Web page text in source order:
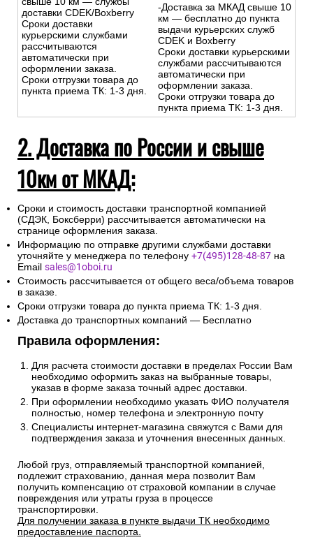
доставки CDEK/Boxberry
Сроки доставки
курьерскими службами
рассчитываются
автоматически при
оформлении заказа.
Сроки отгрузки товара до
пункта приема ТК: 1-3 дня.
-Доставка за МКАД свыше 10
км — бесплатно до пункта
выдачи курьерских служб
CDEK и Boxberry
Сроки доставки курьерскими
службами рассчитываются
автоматически при
оформлении заказа.
Сроки отгрузки товара до
пункта приема ТК: 1-3 дня.
2. Доставка по России и свыше
10км от МКАД:
Сроки и стоимость доставки транспортной компанией
(СДЭК, Боксберри) рассчитывается автоматически на
странице оформления заказа.
Информацию по отправке другими службами доставки
уточняйте у менеджера по телефону +7(495)128-48-87 на
Email sales@1oboi.ru
Стоимость рассчитывается от общего веса/объема товаров
в заказе.
Сроки отгрузки товара до пункта приема ТК: 1-3 дня.
Доставка до транспортных компаний — Бесплатно
Правила оформления:
Для расчета стоимости доставки в пределах России Вам
необходимо оформить заказ на выбранные товары,
указав в форме заказа точный адрес доставки.
При оформлении необходимо указать ФИО получателя
полностью, номер телефона и электронную почту
Специалисты интернет-магазина свяжутся с Вами для
подтверждения заказа и уточнения внесенных данных.
Любой груз, отправляемый транспортной компанией,
подлежит страхованию, данная мера позволит Вам
получить компенсацию от страховой компании в случае
повреждения или утраты груза в процессе
транспортировки.
Для получении заказа в пункте выдачи ТК необходимо
предоставление паспорта.